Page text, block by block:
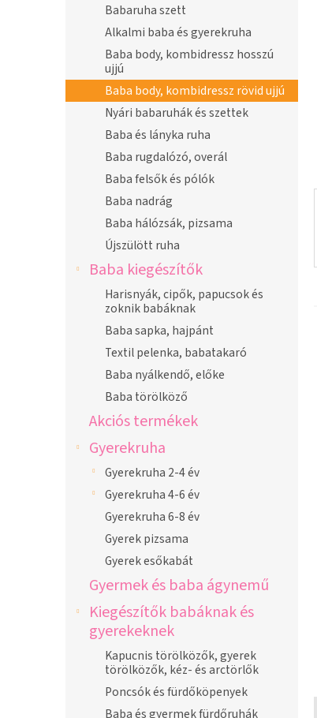
Babaruha szett
Alkalmi baba és gyerekruha
Baba body, kombidressz hosszú
ujjú
Baba body, kombidressz rövid ujjú
Nyári babaruhák és szettek
Baba és lányka ruha
Baba rugdalózó, overál
Baba felsők és pólók
Baba nadrág
Baba hálózsák, pizsama
Újszülött ruha
Baba kiegészítők
Harisnyák, cipők, papucsok és
zoknik babáknak
Baba sapka, hajpánt
Textil pelenka, babatakaró
Baba nyálkendő, előke
Baba törölköző
Akciós termékek
Gyerekruha
Gyerekruha 2-4 év
Gyerekruha 4-6 év
Gyerekruha 6-8 év
Gyerek pizsama
Gyerek esőkabát
Gyermek és baba ágynemű
Kiegészítők babáknak és
gyerekeknek
Kapucnis törölközők, gyerek
törölközők, kéz- és arctörlők
Poncsók és fürdőköpenyek
Baba és gyermek fürdőruhák